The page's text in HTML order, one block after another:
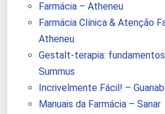
Farmácia – Atheneu
Farmácia Clínica & Atenção
Atheneu
Gestalt-terapia:
Summus
Incrivelmente Fácil! –
Manuais da Farmácia – Sanar